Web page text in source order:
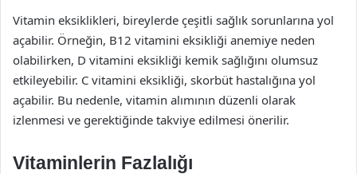
Vitamin eksiklikleri, bireylerde çeşitli sağlık sorunlarına yol
açabilir. Örneğin, B12 vitamini eksikliği anemiye neden
olabilirken, D vitamini eksikliği kemik sağlığını olumsuz
etkileyebilir. C vitamini eksikliği, skorbüt hastalığına yol
açabilir. Bu nedenle, vitamin alımının düzenli olarak
izlenmesi ve gerektiğinde takviye edilmesi önerilir.
Vitaminlerin Fazlalığı